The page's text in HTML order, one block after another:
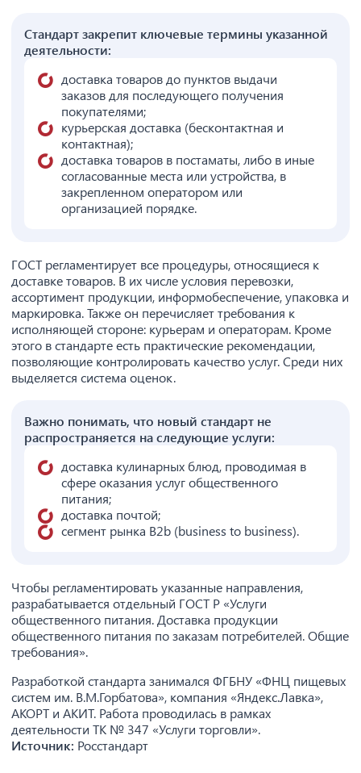
Стандарт закрепит ключевые термины указанной
деятельности:
доставка товаров до пунктов выдачи
заказов для последующего получения
покупателями;
курьерская доставка (бесконтактная и
контактная);
доставка товаров в постаматы, либо в иные
согласованные места или устройства, в
закрепленном оператором или
организацией порядке.
ГОСТ регламентирует все процедуры, относящиеся к
доставке товаров. В их числе условия перевозки,
ассортимент продукции, информобеспечение, упаковка и
маркировка. Также он перечисляет требования к
исполняющей стороне: курьерам и операторам. Кроме
этого в стандарте есть практические рекомендации,
позволяющие контролировать качество услуг. Среди них
выделяется система оценок.
Важно понимать, что новый стандарт не
распространяется на следующие услуги:
доставка кулинарных блюд, проводимая в
сфере оказания услуг общественного
питания;
доставка почтой;
сегмент рынка B2b (business to business).
Чтобы регламентировать указанные направления,
разрабатывается отдельный ГОСТ Р «Услуги
общественного питания. Доставка продукции
общественного питания по заказам потребителей. Общие
требования».
Разработкой стандарта занимался ФГБНУ «ФНЦ пищевых
систем им. В.М.Горбатова», компания «Яндекс.Лавка»,
АКОРТ и АКИТ. Работа проводилась в рамках
деятельности ТК № 347 «Услуги торговли».
Источник: Росстандарт